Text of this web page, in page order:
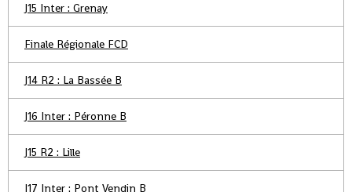
J15 Inter : Grenay
Finale Régionale FCD
J14 R2 : La Bassée B
J16 Inter : Péronne B
J15 R2 : Lille
J17 Inter : Pont Vendin B